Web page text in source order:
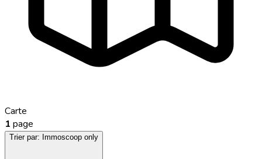
Carte
1 page
Trier par: Immoscoop only